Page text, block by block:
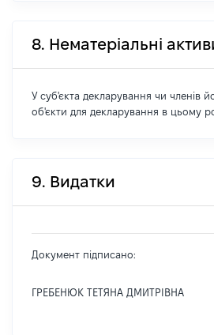
8. Нематеріальні
У суб'єкта декларування чи членів
об'єкти для декларування в цьому
9. Видатки
Документ підписано:
ГРЕБЕНЮК ТЕТЯНА ДМИТРІВНА